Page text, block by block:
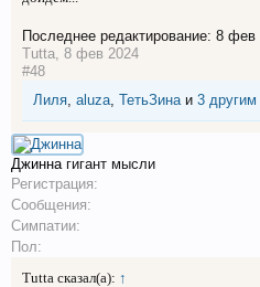
Последнее редактирование: 8 фев
Tutta 8 фев 2024
#48
Лиля aluza ТетьЗина и 3 другим
Джинна гигант мысли
Регистрация:
Сообщения:
Симпатии:
Пол:
Tutta сказал(а): ↑